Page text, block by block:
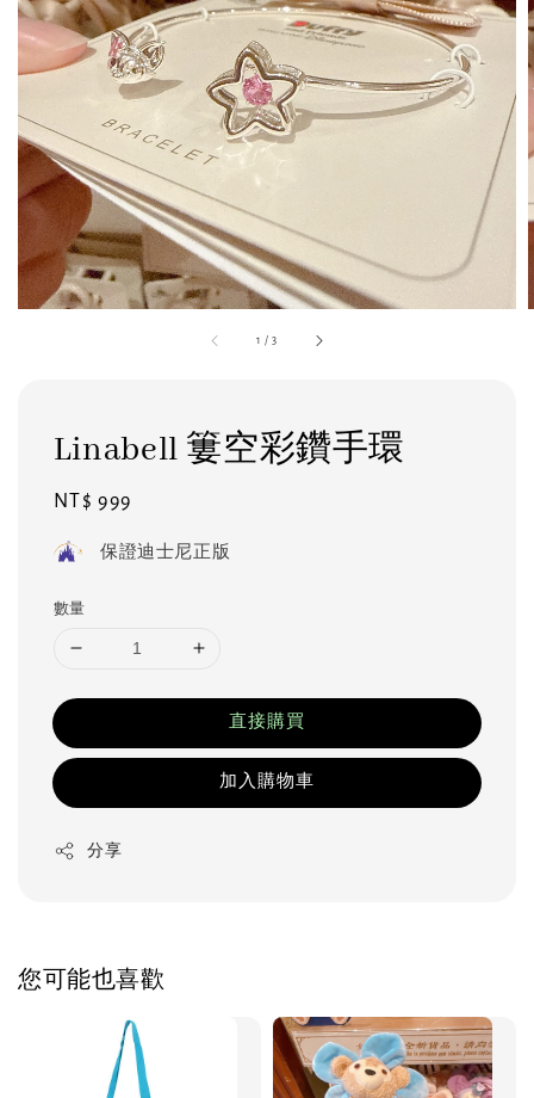
1 /3
Linabell 簍空彩鑽手環
Regular
NT$ 999
保證迪士尼正版
數量
直接購買
加入購物車
分享
您可能也喜歡